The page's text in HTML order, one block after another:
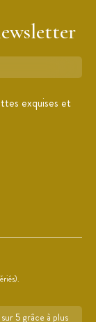
exquises et
5 grâce à plus